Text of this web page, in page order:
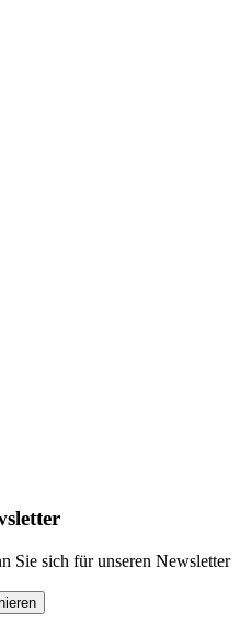
Sie sich für unseren Newsletter